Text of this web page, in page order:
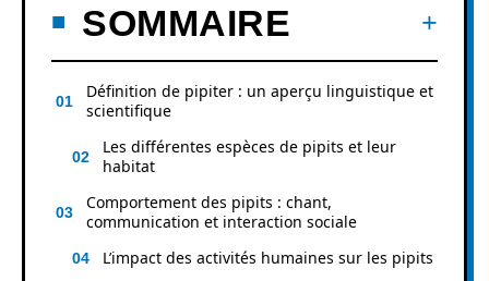
SOMMAIRE
Définition de pipiter : un aperçu linguistique et
scientifique
Les différentes espèces de pipits et leur
habitat
Comportement des pipits : chant,
communication et interaction sociale
L’impact des activités humaines sur les pipits